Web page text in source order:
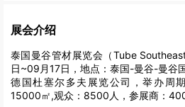
展会介绍
泰国曼谷管材展览会（Tube
日~09月17日，地点：泰国-曼谷-曼谷
德国杜塞尔多夫展览公司，举办周
15000㎡,观众：8500人，参展商：400